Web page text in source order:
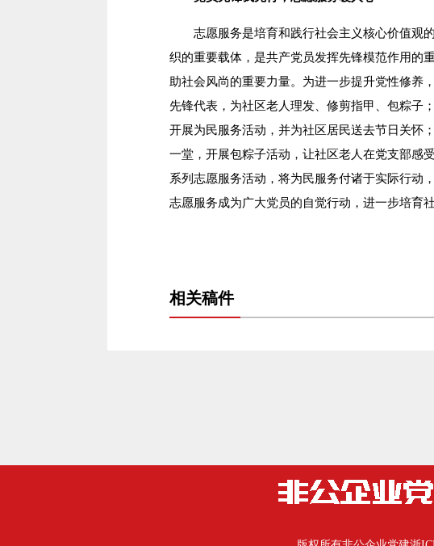
志愿服务是培育和践行社会主义核心价值观的
织的重要载体，是共产党员发挥先锋模范作用的
助社会风尚的重要力量。为进一步提升党性修养
先锋代表，为社区老人理发、修剪指甲、包粽子
开展为民服务活动，并为社区居民送去节日关怀
一堂，开展包粽子活动，让社区老人在党支部感
系列志愿服务活动，将为民服务付诸于实际行动
志愿服务成为广大党员的自觉行动，进一步培育
相关稿件